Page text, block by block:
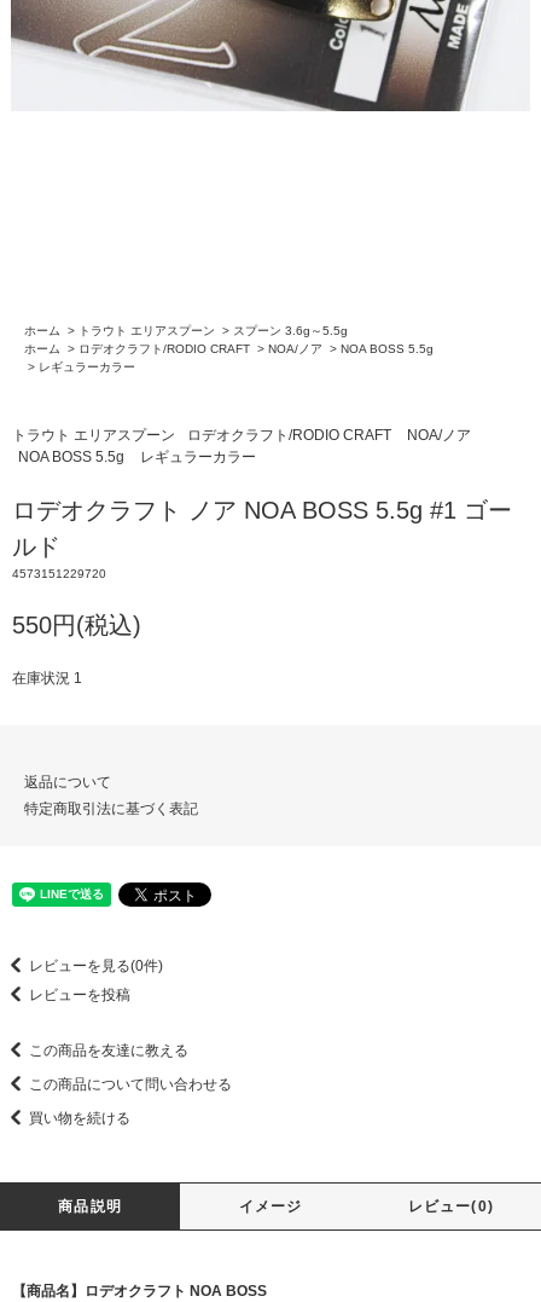
ホーム > トラウト エリアスプーン > スプーン 3.6g～5.5g
ホーム
> ロデオクラフト/RODIO CRAFT > NOA/ノア > NOA BOSS 5.5g
> レギュラーカラー
トラウト エリアスプーン ロデオクラフト/RODIO CRAFT
NOA/ノア
NOA BOSS 5.5g
レギュラーカラー
ロデオクラフト ノア NOA BOSS 5.5g #1 ゴー
ルド
4573151229720
550円(税込)
在庫状況 1
返品について
特定商取引法に基づく表記
レビューを見る(0件)
レビューを投稿
この商品を友達に教える
この商品について問い合わせる
買い物を続ける
商品説明 イメージ レビュー(0)
【商品名】ロデオクラフト NOA BOSS